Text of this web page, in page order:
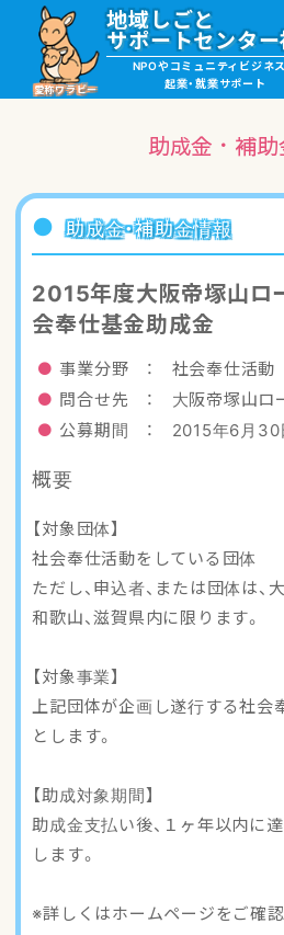
愛称ワラビー
地域しごと
サポートセンタ
NPOやコミュニティビジネ
起業・就業サポート
就職・ボランテ
講座・サロン
助成金・補助
ご登録・お問い
助成金・補
助成金・補助金情報
2015年度大阪帝塚山ロ
会奉仕基金助成金
事業分野 ： 社会奉仕活動
問合せ先 ： 大阪帝塚山ロ
公募期間 ： 2015年6月30
概要
【対象団体】
社会奉仕活動をしている団体
ただし、申込者、または団体は、大
和歌山、滋賀県内に限ります。
【対象事業】
上記団体が企画し遂行する社会
とします。
【助成対象期間】
助成金支払い後、１ヶ年以内に
します。
※詳しくはホームページをご確認